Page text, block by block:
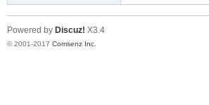
Powered by Discuz! X3.4
© 2001-2017 Comsenz Inc.